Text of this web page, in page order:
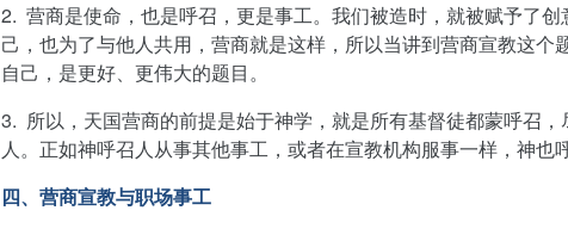
2. 营商是使命，也是呼召，更是事工。我们被造时，就被赋予了
己，也为了与他人共用，营商就是这样，所以当讲到营商宣教这
自己，是更好、更伟大的题目。
3. 所以，天国营商的前提是始于神学，就是所有基督徒都蒙呼召
人。正如神呼召人从事其他事工，或者在宣教机构服事一样，神也
四、营商宣教与职场事工